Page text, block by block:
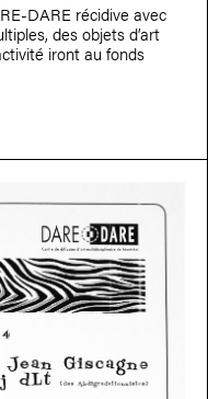
DARE récidive avec
des objets d’art
iront au fonds